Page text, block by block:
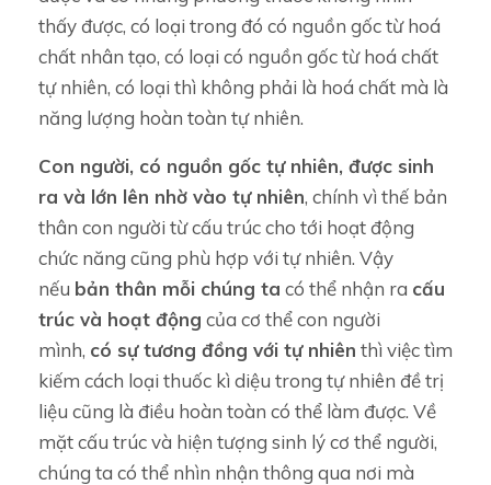
thấy được, có loại trong đó có nguồn gốc từ hoá
chất nhân tạo, có loại có nguồn gốc từ hoá chất
tự nhiên, có loại thì không phải là hoá chất mà là
năng lượng hoàn toàn tự nhiên.
Con người, có nguồn gốc tự nhiên, được sinh
ra và lớn lên nhờ vào tự nhiên, chính vì thế bản
thân con người từ cấu trúc cho tới hoạt động
chức năng cũng phù hợp với tự nhiên. Vậy
nếu bản thân mỗi chúng ta có thể nhận ra cấu
trúc và hoạt động của cơ thể con người
mình, có sự tương đồng với tự nhiên thì việc tìm
kiếm cách loại thuốc kì diệu trong tự nhiên đề trị
liệu cũng là điều hoàn toàn có thể làm được. Về
mặt cấu trúc và hiện tượng sinh lý cơ thể người,
chúng ta có thể nhìn nhận thông qua nơi mà